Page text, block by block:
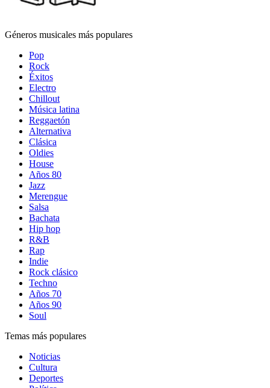
Géneros musicales más populares
Pop
Rock
Éxitos
Electro
Chillout
Música latina
Reggaetón
Alternativa
Clásica
Oldies
House
Años 80
Jazz
Merengue
Salsa
Bachata
Hip hop
R&B
Rap
Indie
Rock clásico
Techno
Años 70
Años 90
Soul
Temas más populares
Noticias
Cultura
Deportes